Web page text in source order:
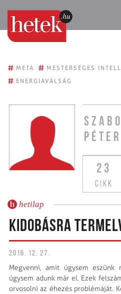
# META # MESTERSÉGES
# ENERGIAVÁLSÁG
PÉTER
23
CIKK
hetilap
KIDOBÁSRA
2016. 12. 27.
Megvenni, amit úgysem eszünk
úgysem adunk már el. Ezek
orvosolni az éhezés problémáját.